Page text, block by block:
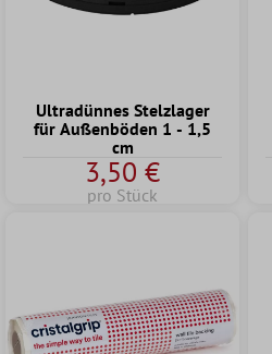
Ultradünnes Stelzlager
für Außenböden 1 - 1,5
cm
3,50 €
pro Stück